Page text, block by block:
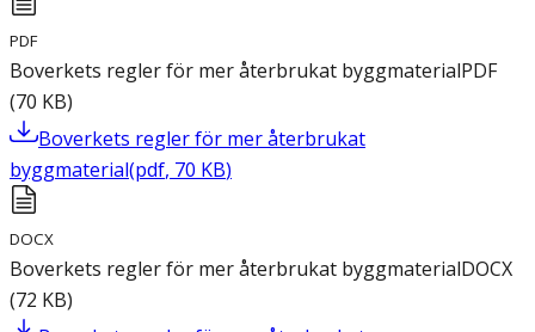
PDF
Boverkets regler för mer återbrukat byggmaterialPDF
(70 KB)
Boverkets regler för mer återbrukat
byggmaterial(pdf, 70 KB)
DOCX
Boverkets regler för mer återbrukat byggmaterialDOCX
(72 KB)